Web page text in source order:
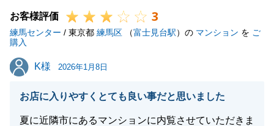
閉じる
お客様評価 3
練馬センター / 東京都 練馬区 （富士見台駅）の マンション を ご
購入
K様
K様 2026年1月8日
お店に入りやすくとても良い事だと思いました
夏に近隣市にあるマンションに内覧させていただきま